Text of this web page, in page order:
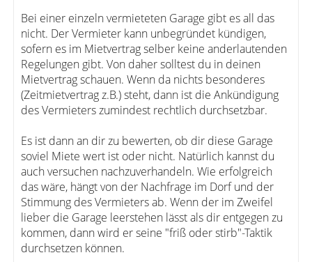
Bei einer einzeln vermieteten Garage gibt es all das
nicht. Der Vermieter kann unbegründet kündigen,
sofern es im Mietvertrag selber keine anderlautenden
Regelungen gibt. Von daher solltest du in deinen
Mietvertrag schauen. Wenn da nichts besonderes
(Zeitmietvertrag z.B.) steht, dann ist die Ankündigung
des Vermieters zumindest rechtlich durchsetzbar.
Es ist dann an dir zu bewerten, ob dir diese Garage
soviel Miete wert ist oder nicht. Natürlich kannst du
auch versuchen nachzuverhandeln. Wie erfolgreich
das wäre, hängt von der Nachfrage im Dorf und der
Stimmung des Vermieters ab. Wenn der im Zweifel
lieber die Garage leerstehen lässt als dir entgegen zu
kommen, dann wird er seine "friß oder stirb"-Taktik
durchsetzen können.